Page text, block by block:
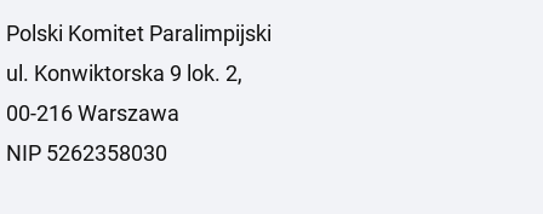
Polski Komitet Paralimpijski
ul. Konwiktorska 9 lok. 2,
00-216 Warszawa
NIP 5262358030